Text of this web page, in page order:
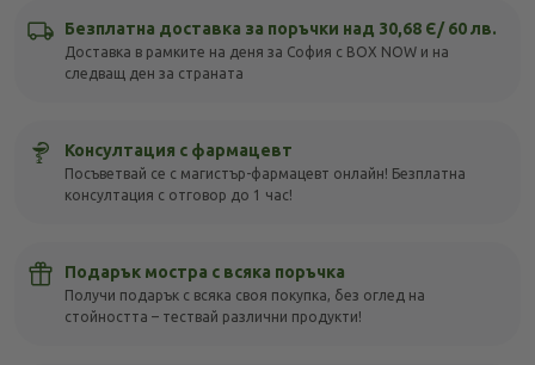
Безплатна доставка за поръчки над 30,68 Є/ 60 лв.
Доставка в рамките на деня за София с BOX NOW и на
следващ ден за страната
Консултация с фармацевт
Посъветвай се с магистър-фармацевт онлайн! Безплатна
консултация с отговор до 1 час!
Подарък мостра с всяка поръчка
Получи подарък с всяка своя покупка, без оглед на
стойността – тествай различни продукти!